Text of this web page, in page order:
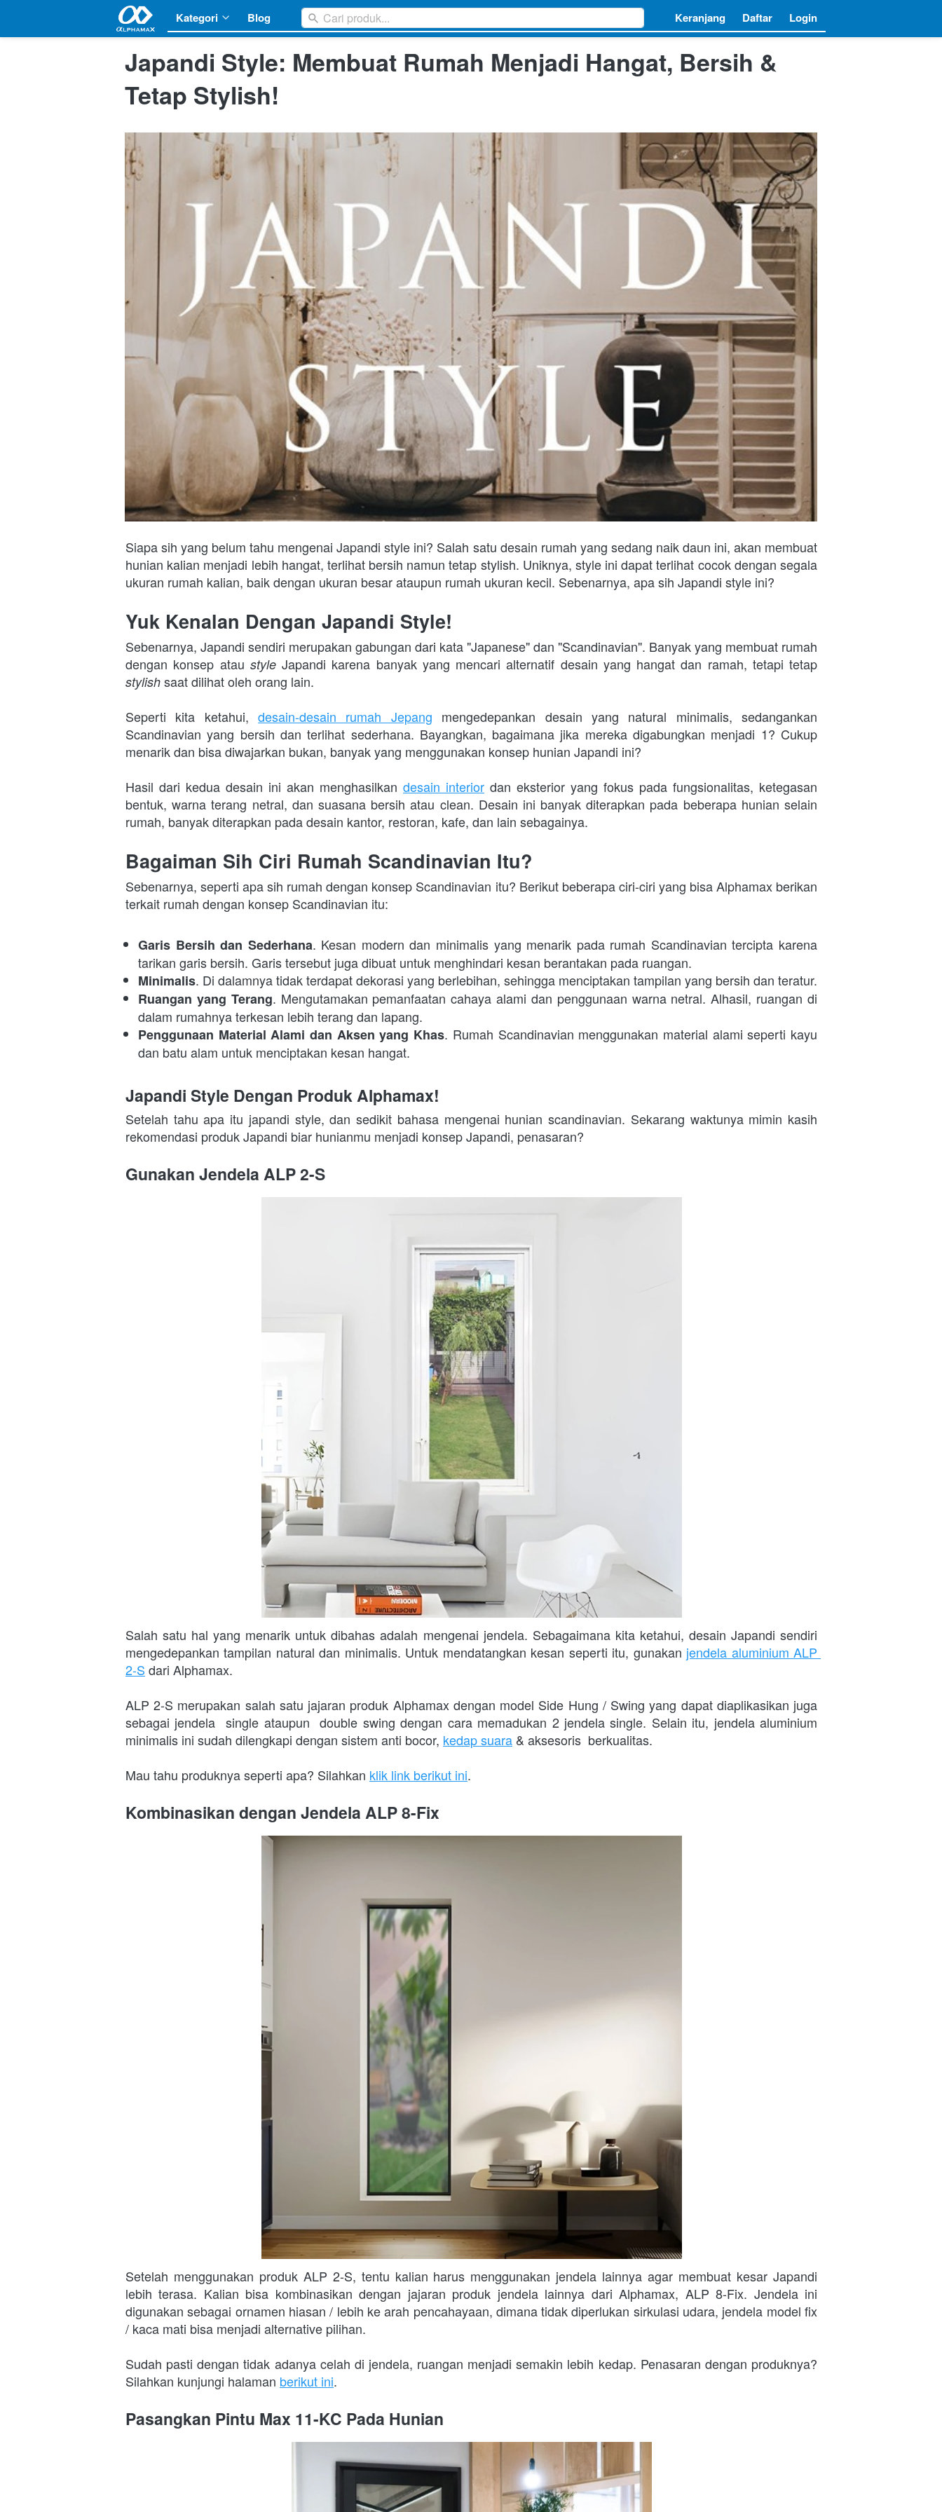
Kategori Blog Cari produk... Keranjang Daftar Login
Kategori Blog Cari produk... Keranjang Daftar Login
Japandi Style: Membuat Rumah Menjadi Hangat, Bersih &
Tetap Stylish!
Siapa sih yang belum tahu mengenai Japandi style ini? Salah satu desain rumah yang sedang naik daun ini, akan membuat
hunian kalian menjadi lebih hangat, terlihat bersih namun tetap stylish. Uniknya, style ini dapat terlihat cocok dengan segala
ukuran rumah kalian, baik dengan ukuran besar ataupun rumah ukuran kecil. Sebenarnya, apa sih Japandi style ini?
Yuk Kenalan Dengan Japandi Style!
Sebenarnya, Japandi sendiri merupakan gabungan dari kata "Japanese" dan "Scandinavian". Banyak yang membuat rumah
dengan konsep atau style
stylish saat dilihat oleh orang lain.
Seperti kita ketahui, desain-desain rumah Jepang mengedepankan desain yang natural minimalis, sedangankan
Scandinavian yang bersih dan terlihat sederhana. Bayangkan, bagaimana jika mereka digabungkan menjadi 1? Cukup
menarik dan bisa diwajarkan bukan, banyak yang menggunakan konsep hunian Japandi ini?
Hasil dari kedua desain ini akan menghasilkan desain interior dan eksterior yang fokus pada fungsionalitas, ketegasan
bentuk, warna terang netral, dan suasana bersih atau clean. Desain ini banyak diterapkan pada beberapa hunian selain
rumah, banyak diterapkan pada desain kantor, restoran, kafe, dan lain sebagainya.
Bagaiman Sih Ciri Rumah Scandinavian Itu?
Sebenarnya, seperti apa sih rumah dengan konsep Scandinavian itu? Berikut beberapa ciri-ciri yang bisa Alphamax berikan
terkait rumah dengan konsep Scandinavian itu:
Garis Bersih dan Sederhana. Kesan modern dan minimalis yang menarik pada rumah Scandinavian tercipta karena
tarikan garis bersih. Garis tersebut juga dibuat untuk menghindari kesan berantakan pada ruangan.
Minimalis. Di dalamnya tidak terdapat dekorasi yang berlebihan, sehingga menciptakan tampilan yang bersih dan teratur.
Ruangan yang Terang. Mengutamakan pemanfaatan cahaya alami dan penggunaan warna netral. Alhasil, ruangan di
dalam rumahnya terkesan lebih terang dan lapang.
Penggunaan Material Alami dan Aksen yang Khas. Rumah Scandinavian menggunakan material alami seperti kayu
dan batu alam untuk menciptakan kesan hangat.
Japandi Style Dengan Produk Alphamax!
Setelah tahu apa itu japandi style, dan sedikit bahasa mengenai hunian scandinavian. Sekarang waktunya mimin kasih
rekomendasi produk Japandi biar hunianmu menjadi konsep Japandi, penasaran?
Gunakan Jendela ALP 2-S
Salah satu hal yang menarik untuk dibahas adalah mengenai jendela. Sebagaimana kita ketahui, desain Japandi sendiri
mengedepankan tampilan natural dan minimalis. Untuk mendatangkan kesan seperti itu, gunakan jendela aluminium ALP
2-S dari Alphamax.
ALP 2-S merupakan salah satu jajaran produk Alphamax dengan model Side Hung / Swing yang dapat diaplikasikan juga
sebagai jendela  single ataupun  double swing dengan cara memadukan 2 jendela single. Selain itu, jendela aluminium
minimalis ini sudah dilengkapi dengan sistem anti bocor, kedap suara & aksesoris  berkualitas.
Mau tahu produknya seperti apa? Silahkan klik link berikut ini.
Kombinasikan dengan Jendela ALP 8-Fix
Setelah menggunakan produk ALP 2-S, tentu kalian harus menggunakan jendela lainnya agar membuat kesar Japandi
lebih terasa. Kalian bisa kombinasikan dengan jajaran produk jendela lainnya dari Alphamax, ALP 8-Fix. Jendela ini
digunakan sebagai ornamen hiasan / lebih ke arah pencahayaan, dimana tidak diperlukan sirkulasi udara, jendela model fix
/ kaca mati bisa menjadi alternative pilihan.
Sudah pasti dengan tidak adanya celah di jendela, ruangan menjadi semakin lebih kedap. Penasaran dengan produknya?
Silahkan kunjungi halaman berikut ini.
Pasangkan Pintu Max 11-KC Pada Hunian